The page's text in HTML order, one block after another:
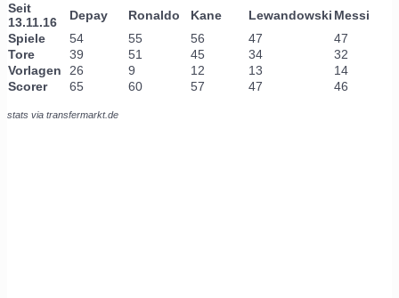
Seit
13.11.16
Depay Ronaldo Kane Lewandowski Messi
Spiele
54 55 56 47
47
Tore
39 51 45 34
32
Vorlagen
26 9 12 13
14
Scorer
65 60 57 47 46
stats via transfermarkt.de